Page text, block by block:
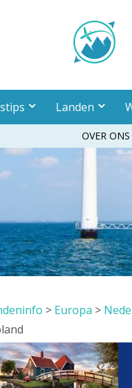
Landen
OVER ONS
> Europa >